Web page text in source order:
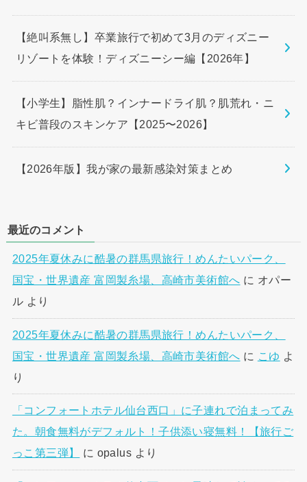
【絶叫系無し】卒業旅行で初めて3月のディズニー
リゾートを体験！ディズニーシー編【2026年】
【小学生】脂性肌？インナードライ肌？肌荒れ・ニ
キビ普段のスキンケア【2025〜2026】
【2026年版】我が家の最新感染対策まとめ
最近のコメント
2025年夏休みに酷暑の群馬県旅行！めんたいパーク、
国宝・世界遺産 富岡製糸場、高崎市美術館へ に オパー
ル より
2025年夏休みに酷暑の群馬県旅行！めんたいパーク、
国宝・世界遺産 富岡製糸場、高崎市美術館へ に こゆ よ
り
「コンフォートホテル仙台西口」に子連れで泊まってみ
た。朝食無料がデフォルト！子供添い寝無料！【旅行ご
っこ第三弾】
に opalus より